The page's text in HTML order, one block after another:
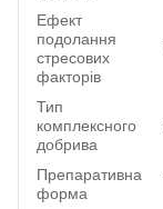
Ефект
подолання
стресових
факторів
Тип
комплексного
добрива
Препаративна
форма